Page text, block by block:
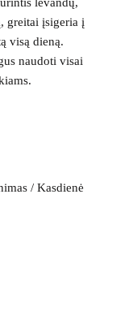
greitai įsigeria į
visą dieną.
naudoti visai
/ Kasdienė